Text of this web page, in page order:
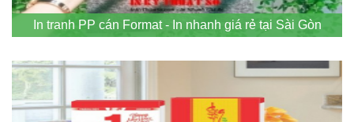
In tranh PP cán Format - In nhanh giá rẻ tại Sài Gòn